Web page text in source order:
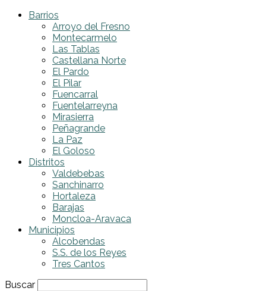
Barrios
Arroyo del Fresno
Montecarmelo
Las Tablas
Castellana Norte
El Pardo
El Pilar
Fuencarral
Fuentelarreyna
Mirasierra
Peñagrande
La Paz
El Goloso
Distritos
Valdebebas
Sanchinarro
Hortaleza
Barajas
Moncloa-Aravaca
Municipios
Alcobendas
S.S. de los Reyes
Tres Cantos
Buscar